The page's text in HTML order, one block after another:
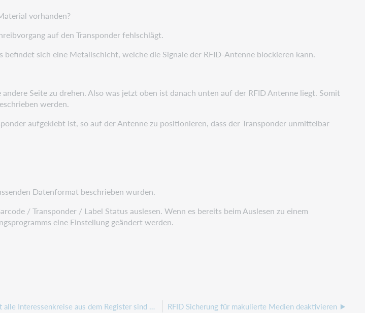
vorhanden?
auf den Transponder fehlschlägt.
sich eine Metallschicht, welche die Signale der RFID-Antenne blockieren kann.
Seite zu drehen. Also was jetzt oben ist danach unten auf der RFID Antenne liegt. Somit
werden.
aufgeklebt ist, so auf der Antenne zu positionieren, dass der Transponder unmittelbar
Datenformat beschrieben wurden.
/ Transponder / Label Status auslesen. Wenn es bereits beim Auslesen zu einem
eine Einstellung geändert werden.
RDA: Nicht alle Interessenkreise aus dem Register sind auswählbar RFID Sicherung für makulierte Medien deaktivieren